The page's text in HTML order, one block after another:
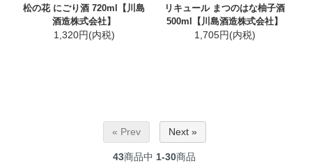
松の花 にごり酒 720ml【川島
酒造株式会社】
1,320円(内税)
リキュール まつのはな柚子酒
500ml【川島酒造株式会社】
1,705円(内税)
« Prev Next »
43商品中 1-30商品